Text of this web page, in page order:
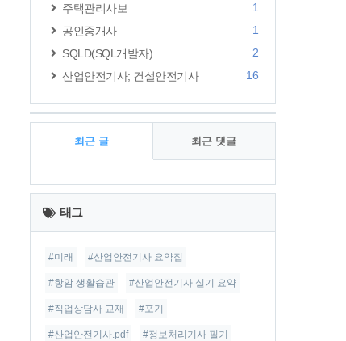
주택관리사보
1
공인중개사
1
SQLD(SQL개발자)
2
산업안전기사; 건설안전기사
16
최근 글 최근 댓글
최
근
글
태그
#미래 #산업안전기사 요약집
#항암 생활습관 #산업안전기사 실기 요약
#직업상담사 교재 #포기
#산업안전기사.pdf #정보처리기사 필기